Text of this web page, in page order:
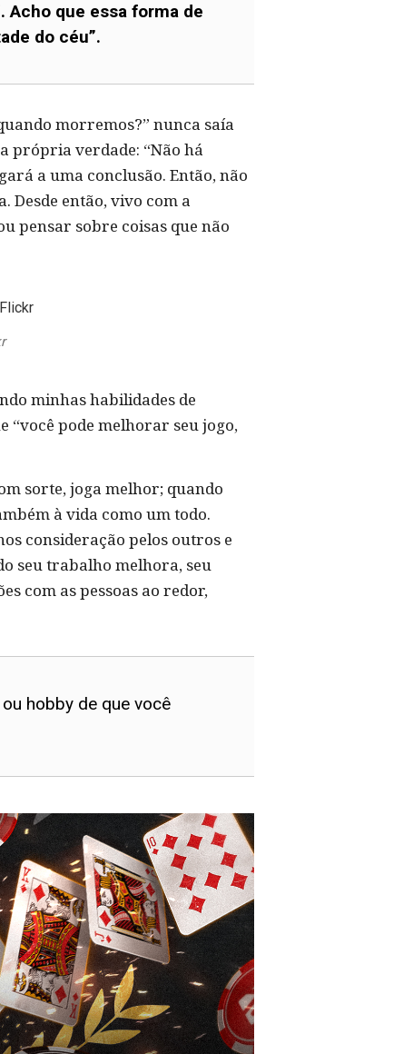
Acho que essa forma de
do céu”.
morremos?” nunca saía
própria verdade: “Não há
a uma conclusão. Então, não
Desde então, vivo com a
pensar sobre coisas que não
minhas habilidades de
“você pode melhorar seu jogo,
sorte, joga melhor; quando
à vida como um todo.
consideração pelos outros e
seu trabalho melhora, seu
com as pessoas ao redor,
hobby de que você